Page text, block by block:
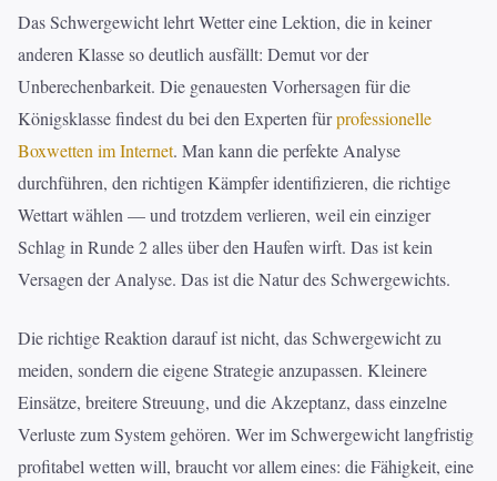
Das Schwergewicht lehrt Wetter eine Lektion, die in keiner
anderen Klasse so deutlich ausfällt: Demut vor der
Unberechenbarkeit. Die genauesten Vorhersagen für die
Königsklasse findest du bei den Experten fürprofessionelle
Boxwetten im Internet. Man kann die perfekte Analyse
durchführen, den richtigen Kämpfer identifizieren, die richtige
Wettart wählen — und trotzdem verlieren, weil ein einziger
Schlag in Runde 2 alles über den Haufen wirft. Das ist kein
Versagen der Analyse. Das ist die Natur des Schwergewichts.
Die richtige Reaktion darauf ist nicht, das Schwergewicht zu
meiden, sondern die eigene Strategie anzupassen. Kleinere
Einsätze, breitere Streuung, und die Akzeptanz, dass einzelne
Verluste zum System gehören. Wer im Schwergewicht langfristig
profitabel wetten will, braucht vor allem eines: die Fähigkeit, eine